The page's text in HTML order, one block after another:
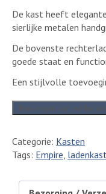
De kast heeft
sierlijke metalen
De bovenste
goede staat en
Een stijlvolle
Empire
Mahonie
ladekast
met
laden
Toevoegen aan
Categorie: Kasten
Tags: Empire ladenkast